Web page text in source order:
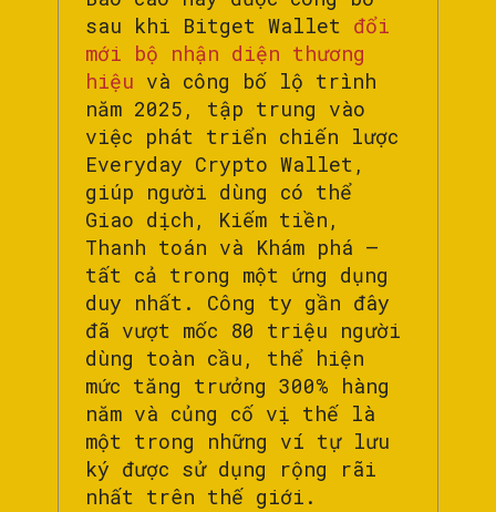
sau khi Bitget Wallet đổi
mới bộ nhận diện thương
hiệu và công bố lộ trình
năm 2025, tập trung vào
việc phát triển chiến lược
Everyday Crypto Wallet,
giúp người dùng có thể
Giao dịch, Kiếm tiền,
Thanh toán và Khám phá –
tất cả trong một ứng dụng
duy nhất. Công ty gần đây
đã vượt mốc 80 triệu người
dùng toàn cầu, thể hiện
mức tăng trưởng 300% hàng
năm và củng cố vị thế là
một trong những ví tự lưu
ký được sử dụng rộng rãi
nhất trên thế giới.